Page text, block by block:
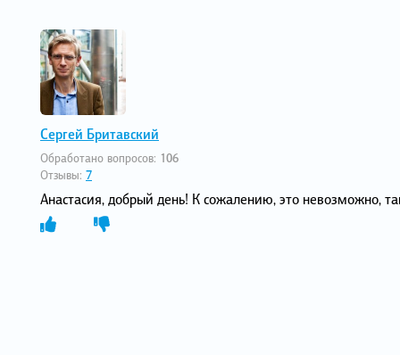
Сергей Бритавский
Обработано вопросов: 106
Отзывы: 7
Анастасия, добрый день! К сожалению, это невозможно,